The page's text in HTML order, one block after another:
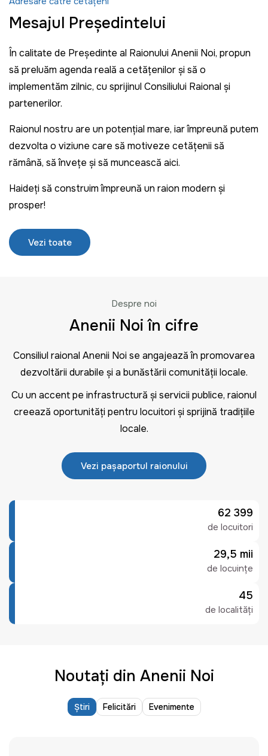
Mesajul Președintelui
În calitate de Președinte al Raionului Anenii Noi, propun
să preluăm agenda reală a cetățenilor și să o
implementăm zilnic, cu sprijinul Consiliului Raional și
partenerilor.
Raionul nostru are un potențial mare, iar împreună putem
dezvolta o viziune care să motiveze cetățenii să
rămână, să învețe și să muncească aici.
Haideți să construim împreună un raion modern și
prosper!
Vezi toate
Despre noi
Anenii Noi în cifre
Consiliul raional Anenii Noi se angajează în promovarea
dezvoltării durabile și a bunăstării comunității locale.
Cu un accent pe infrastructură și servicii publice, raionul
creează oportunități pentru locuitori și sprijină tradițiile
locale.
Vezi pașaportul raionului
62 399
de locuitori
29,5 mii
de locuințe
45
de localități
Noutați din Anenii Noi
Știri Felicitări Evenimente